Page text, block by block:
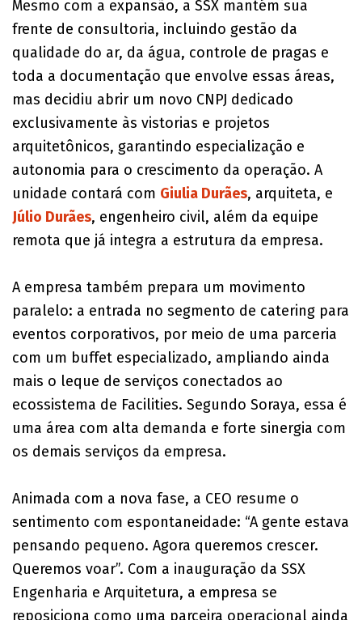
Mesmo com a expansão, a SSX mantém sua
frente de consultoria, incluindo gestão da
qualidade do ar, da água, controle de pragas e
toda a documentação que envolve essas áreas,
mas decidiu abrir um novo CNPJ dedicado
exclusivamente às vistorias e projetos
arquitetônicos, garantindo especialização e
autonomia para o crescimento da operação. A
unidade contará com Giulia Durães, arquiteta, e
Júlio Durães, engenheiro civil, além da equipe
remota que já integra a estrutura da empresa.
A empresa também prepara um movimento
paralelo: a entrada no segmento de catering para
eventos corporativos, por meio de uma parceria
com um buffet especializado, ampliando ainda
mais o leque de serviços conectados ao
ecossistema de Facilities. Segundo Soraya, essa é
uma área com alta demanda e forte sinergia com
os demais serviços da empresa.
​Animada com a nova fase, a CEO resume o
sentimento com espontaneidade: “A gente estava
pensando pequeno. Agora queremos crescer.
Queremos voar”. Com a inauguração da SSX
Engenharia e Arquitetura, a empresa se
reposiciona como uma parceira operacional ainda